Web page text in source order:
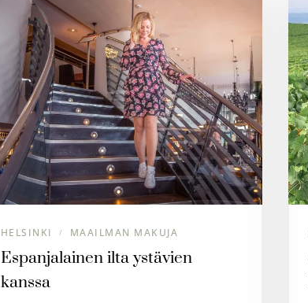
HELSINKI / MAAILMAN MAKUJA
Espanjalainen ilta ystävien
kanssa